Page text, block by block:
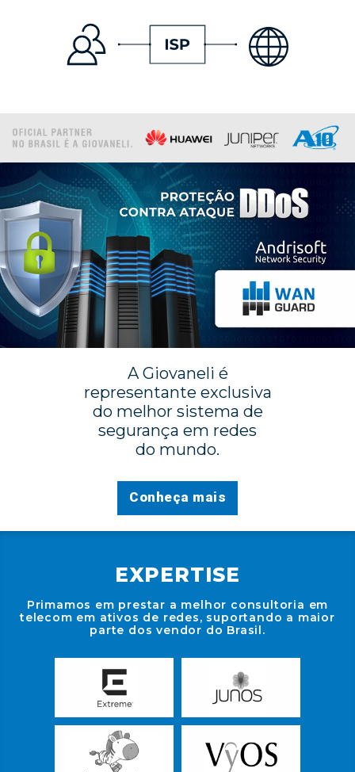
AGiovaneli é
representante exclusiva
do melhor sistema de
segurança em redes
do mundo.
Conheça mais
EXPERTISE
Primamos em prestar a melhor consultoria em
telecom em ativos de redes, suportando a maior
parte dos vendor do Brasil.